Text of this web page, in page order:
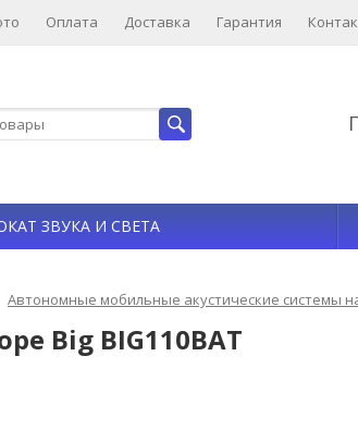
Оплата Доставка Гарантия
ЗВУКА И СВЕТА
Автономные мобильные акустические системы
Big BIG110BAT